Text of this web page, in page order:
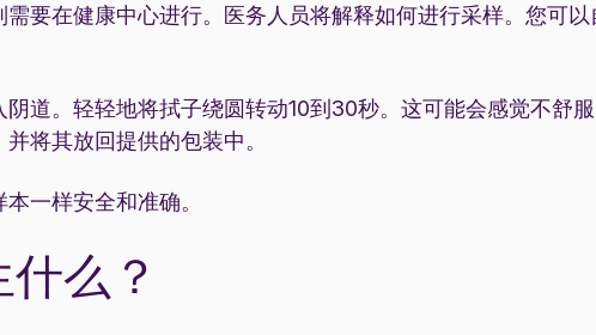
要在健康中心进行。医务人员将解释如何进行采样。您可以
道。轻轻地将拭子绕圆转动10到30秒。这可能会感觉不舒
将其放回提供的包装中。
一样安全和准确。
么？